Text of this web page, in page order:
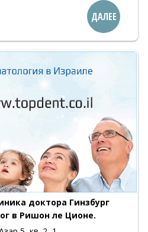
ДАЛЕЕ
доктора Гинзбург
в Ришон ле Ционе.